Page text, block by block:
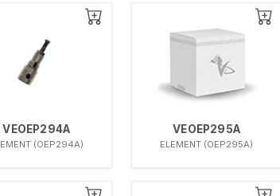
VEOEP294A
(OEP294A)
VEOEP295A
ELEMENT (OEP295A)